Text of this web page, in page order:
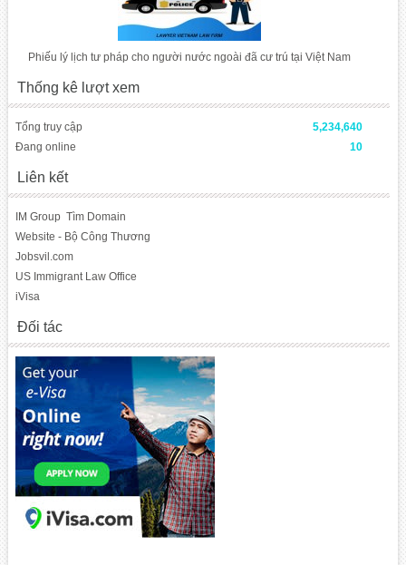
Phiếu lý lịch tư pháp cho người nước ngoài đã cư trú tại Việt Nam
Thống kê lượt xem
Tổng truy cập
5,234,640
Đang online
10
Liên kết
IM Group Tìm Domain
Website - Bộ Công Thương
Jobsvil.com
US Immigrant Law Office
iVisa
Đối tác